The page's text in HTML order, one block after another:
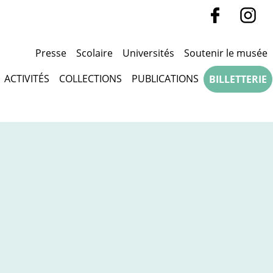
Presse Scolaire Universités Soutenir le musée
ACTIVITÉS COLLECTIONS PUBLICATIONS BILLETTERIE